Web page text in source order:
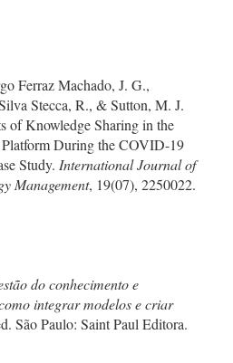
Ferraz Machado, J. G.,
Stecca, R., & Sutton, M. J.
of Knowledge Sharing in the
During the COVID-19
Study. International Journal of
Management, 19(07), 2250022.
do conhecimento e
integrar modelos e criar
São Paulo: Saint Paul Editora.